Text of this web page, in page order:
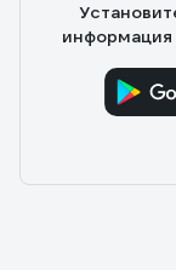
информация